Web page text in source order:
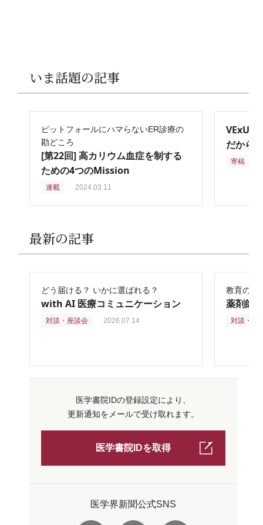
いま話題の記事
ピットフォールにハマらないER診療の
勘どころ
[第22回] 高カリウム血症を制する
ための4つのMission
連載 2024.03.11
VExUS
だから
寄稿
最新の記事
どう届ける？ いかに選ばれる？
with AI 医療コミュニケーション
対談・座談会 2026.07.14
教育の再
薬剤師
対談・座
医学書院IDの登録設定により、
更新通知をメールで受け取れます。
医学書院IDを取得
医学界新聞公式SNS